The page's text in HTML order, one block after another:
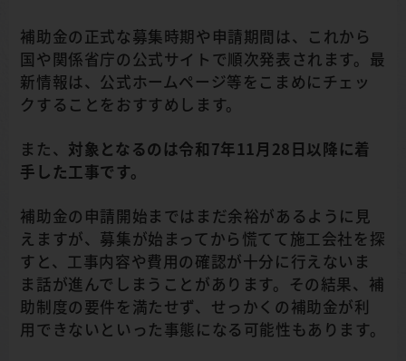
補助金の正式な募集時期や申請期間は、これから
国や関係省庁の公式サイトで順次発表されます。最
新情報は、公式ホームページ等をこまめにチェッ
クすることをおすすめします。
また、 対象となるのは令和7年11月28日以降に着
手した工事です。
補助金の申請開始まではまだ余裕があるように見
えますが、募集が始まってから慌てて施工会社を探
すと、工事内容や費用の確認が十分に行えないま
ま話が進んでしまうことがあります。その結果、補
助制度の要件を満たせず、せっかくの補助金が利
用できないといった事態になる可能性もあります。